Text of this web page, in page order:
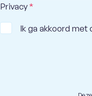
Privacy*
Ik ga akkoord met